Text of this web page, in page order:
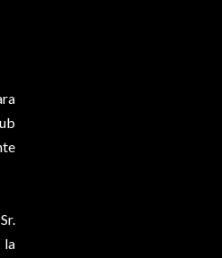
la